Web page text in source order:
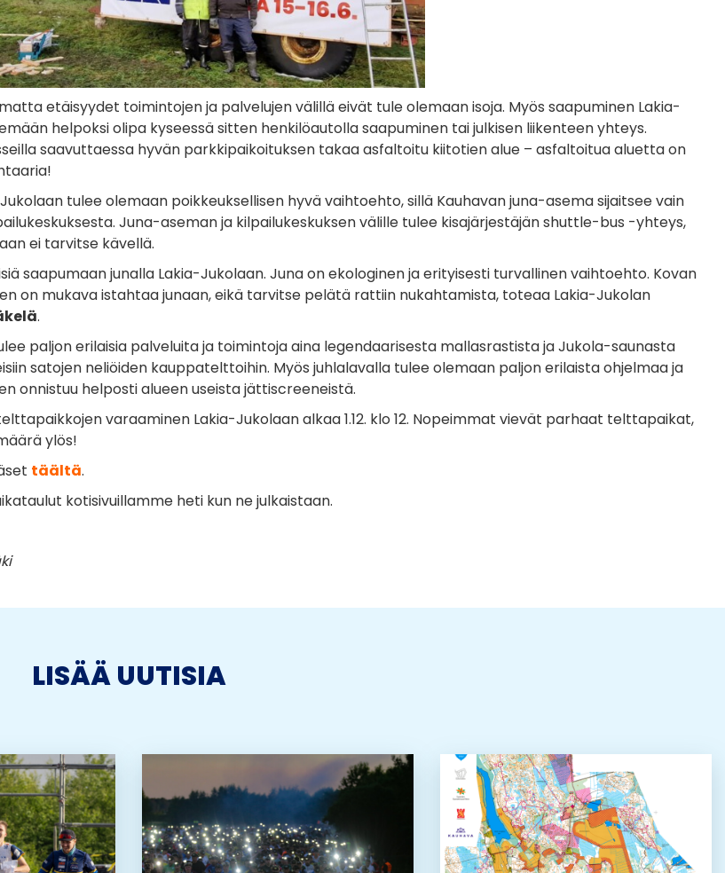
etäisyydet toimintojen ja palvelujen välillä eivät tule olemaan isoja. Myös saapuminen Lakia-
helpoksi olipa kyseessä sitten henkilöautolla saapuminen tai julkisen liikenteen yhteys.
saavuttaessa hyvän parkkipaikoituksen takaa asfaltoitu kiitotien alue – asfaltoitua aluetta on
tulee olemaan poikkeuksellisen hyvä vaihtoehto, sillä Kauhavan juna-asema sijaitsee vain
Juna-aseman ja kilpailukeskuksen välille tulee kisajärjestäjän shuttle-bus -yhteys,
ei tarvitse kävellä.
saapumaan junalla Lakia-Jukolaan. Juna on ekologinen ja erityisesti turvallinen vaihtoehto. Kovan
on mukava istahtaa junaan, eikä tarvitse pelätä rattiin nukahtamista, toteaa Lakia-Jukolan
.
paljon erilaisia palveluita ja toimintoja aina legendaarisesta mallasrastista ja Jukola-saunasta
satojen neliöiden kauppatelttoihin. Myös juhlalavalla tulee olemaan paljon erilaista ohjelmaa ja
onnistuu helposti alueen useista jättiscreeneistä.
varaaminen Lakia-Jukolaan alkaa 1.12. klo 12. Nopeimmat vievät parhaat telttapaikat,
ylös!
täältä.
kotisivuillamme heti kun ne julkaistaan.
LISÄÄ UUTISIA